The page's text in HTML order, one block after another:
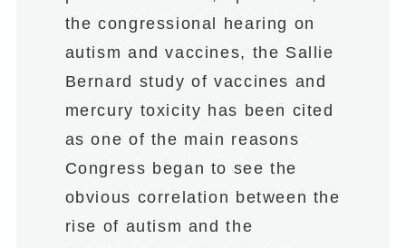
the congressional hearing on
autism and vaccines, the Sallie
Bernard study of vaccines and
mercury toxicity has been cited
as one of the main reasons
Congress began to see the
obvious correlation between the
rise of autism and the